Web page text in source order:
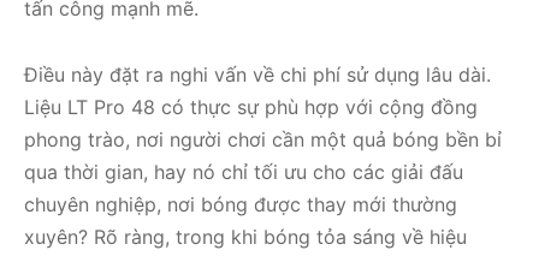
tấn công mạnh mẽ.
Điều này đặt ra nghi vấn về chi phí sử dụng lâu dài.
Liệu LT Pro 48 có thực sự phù hợp với cộng đồng
phong trào, nơi người chơi cần một quả bóng bền bỉ
qua thời gian, hay nó chỉ tối ưu cho các giải đấu
chuyên nghiệp, nơi bóng được thay mới thường
xuyên? Rõ ràng, trong khi bóng tỏa sáng về hiệu